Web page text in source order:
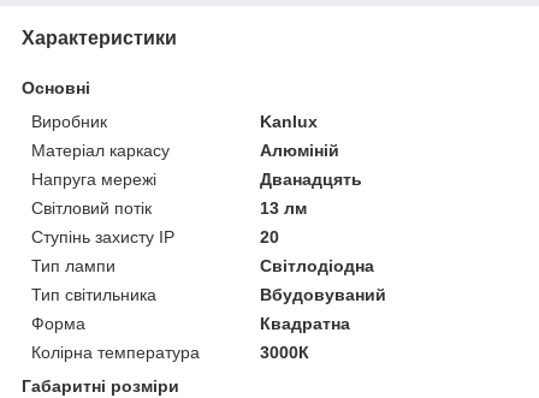
Характеристики
Основні
Виробник
Kanlux
Матеріал каркасу
Алюміній
Напруга мережі
Дванадцять
Світловий потік
13 лм
Ступінь захисту IP
20
Тип лампи
Світлодіодна
Тип світильника
Вбудовуваний
Форма
Квадратна
Колірна температура
3000К
Габаритні розміри